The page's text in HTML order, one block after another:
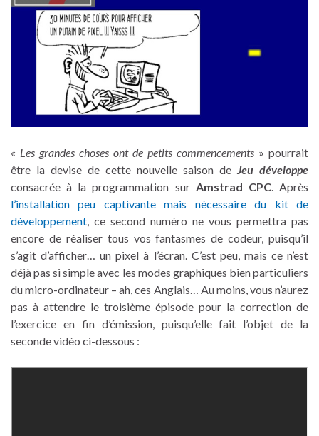
« Les grandes choses ont de petits commencements » pourrait
être la devise de cette nouvelle saison de Jeu développe
consacrée à la programmation sur Amstrad CPC. Après
l’installation peu captivante mais nécessaire du kit de
développement, ce second numéro ne vous permettra pas
encore de réaliser tous vos fantasmes de codeur, puisqu’il
s’agit d’afficher… un pixel à l’écran. C’est peu, mais ce n’est
déjà pas si simple avec les modes graphiques bien particuliers
du micro-ordinateur – ah, ces Anglais… Au moins, vous n’aurez
pas à attendre le troisième épisode pour la correction de
l’exercice en fin d’émission, puisqu’elle fait l’objet de la
seconde vidéo ci-dessous :